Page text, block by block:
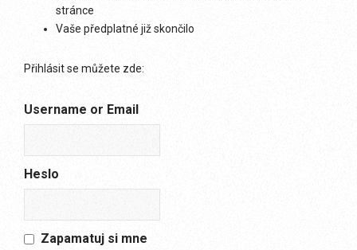
stránce
Vaše předplatné již skončilo
Přihlásit se můžete zde:
Username or Email
Heslo
Zapamatuj si mne